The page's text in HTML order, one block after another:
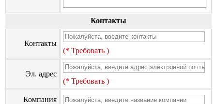
Контакты
Контакты
(* Требовать )
Эл. адрес
(* Требовать )
Компания